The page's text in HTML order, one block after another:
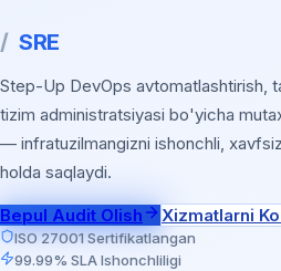
/ SRE
Step-Up DevOps avtomatlashtirish,
tizim administratsiyasi bo'yicha
— infratuzilmangizni ishonchli,
holda saqlaydi.
Bepul Audit Olish Xizmatlarni
ISO 27001 Sertifikatlangan
99.99% SLA Ishonchliligi